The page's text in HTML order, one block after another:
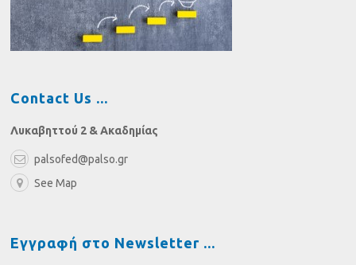
Contact Us
Λυκαβηττού 2 & Ακαδημίας
palsofed@palso.gr
See Map
Εγγραφή στο Newsletter